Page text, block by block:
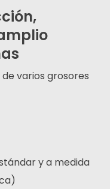
varios grosores
y a medida